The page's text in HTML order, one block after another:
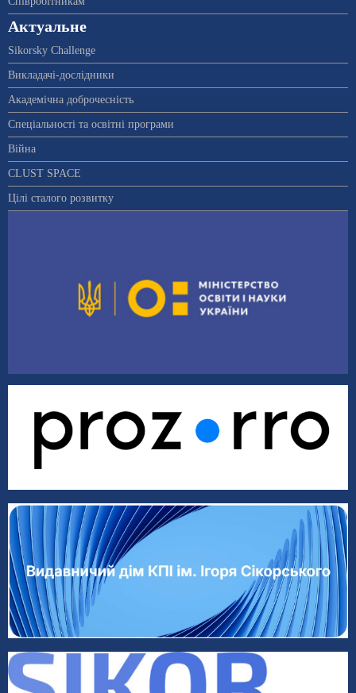
Актуальне
Sikorsky Challenge
Викладачі-дослідники
Академічна доброчесність
Спеціальності та освітні програми
Війна
CLUST SPACE
Цілі сталого розвитку